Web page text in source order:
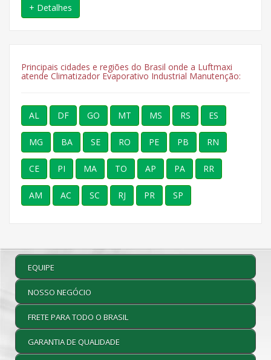
+ Detalhes
Principais cidades e regiões do Brasil onde a Luftmaxi
atende Climatizador Evaporativo Industrial Manutenção:
AL DF GO MT MS RS ES
MG BA SE RO PE PB RN
CE PI MA TO AP PA RR
AM AC SC RJ PR SP
EQUIPE
NOSSO NEGÓCIO
FRETE PARA TODO O BRASIL
GARANTIA DE QUALIDADE